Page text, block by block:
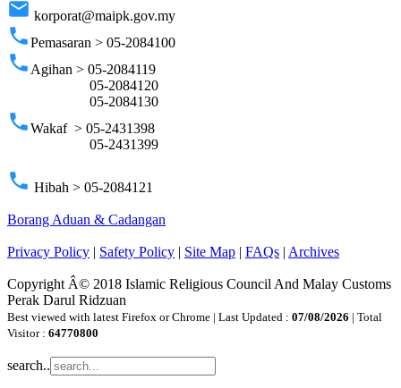
email korporat@maipk.gov.my
phonePemasaran > 05-2084100
phone Agihan > 05-2084119
05-2084120
05-2084130
phoneWakaf > 05-2431398
05-2431399
phone Hibah > 05-2084121
Borang Aduan & Cadangan
Privacy Policy | Safety Policy | Site Map | FAQs | Archives
Copyright Â© 2018 Islamic Religious Council And Malay Customs
Perak Darul Ridzuan
Best viewed with latest Firefox or Chrome | Last Updated : 07/08/2026 | Total
Visitor : 64770800
search..